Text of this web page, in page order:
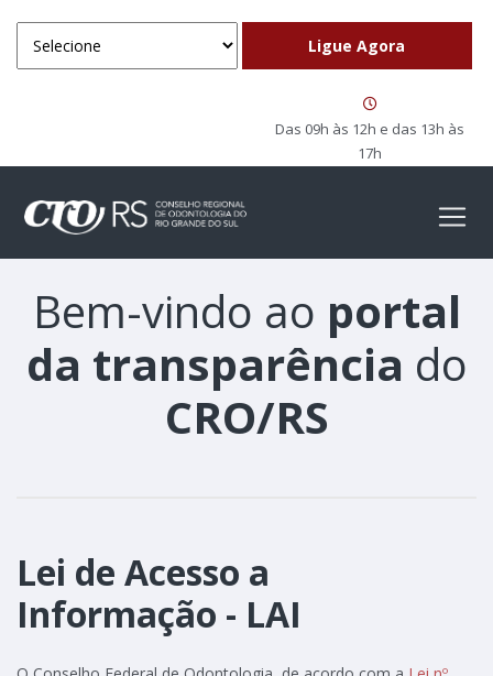
Das 09h às 12h e das 13h às
17h
Bem-vindo ao portal
da transparência do
CRO/RS
Lei de Acesso a
Informação - LAI